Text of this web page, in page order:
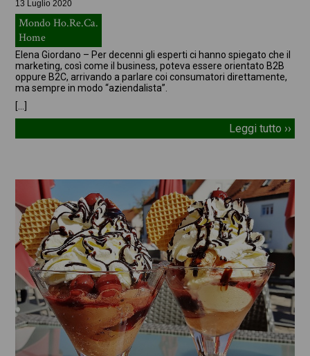
13 Luglio 2020
Mondo Ho.Re.Ca.
Home
Elena Giordano – Per decenni gli esperti ci hanno spiegato che il
marketing, così come il business, poteva essere orientato B2B
oppure B2C, arrivando a parlare coi consumatori direttamente,
ma sempre in modo “aziendalista”.
[…]
Leggi tutto ››